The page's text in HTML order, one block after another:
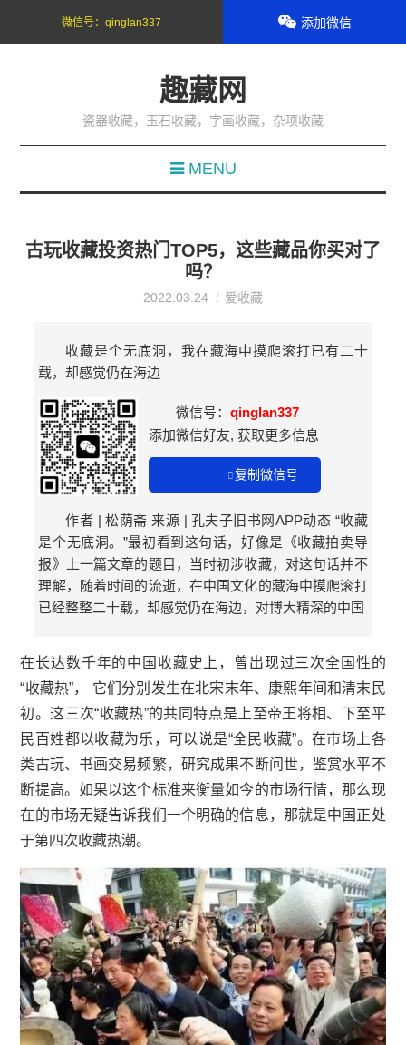
趣藏网
瓷器收藏，玉石收藏，字画收藏，杂项收藏
MENU
古玩收藏投资热门TOP5，这些藏品你买对了
吗？
2022.03.24 爱收藏
收藏是个无底洞，我在藏海中摸爬滚打已有二十
载，却感觉仍在海边
微信号：qinglan337
添加微信好友, 获取更多信息
复制微信号
作者 | 松荫斋 来源 | 孔夫子旧书网APP动态 “收藏
是个无底洞。”最初看到这句话，好像是《收藏拍卖导
报》上一篇文章的题目，当时初涉收藏，对这句话并不
理解，随着时间的流逝，在中国文化的藏海中摸爬滚打
已经整整二十载，却感觉仍在海边，对博大精深的中国
在长达数千年的中国收藏史上，曾出现过三次全国性的
“收藏热”， 它们分别发生在北宋末年、康熙年间和清末民
初。这三次“收藏热”的共同特点是上至帝王将相、下至平
民百姓都以收藏为乐，可以说是“全民收藏”。在市场上各
类古玩、书画交易频繁，研究成果不断问世，鉴赏水平不
断提高。如果以这个标准来衡量如今的市场行情，那么现
在的市场无疑告诉我们一个明确的信息，那就是中国正处
于第四次收藏热潮。
微信号：qinglan337 添加微信